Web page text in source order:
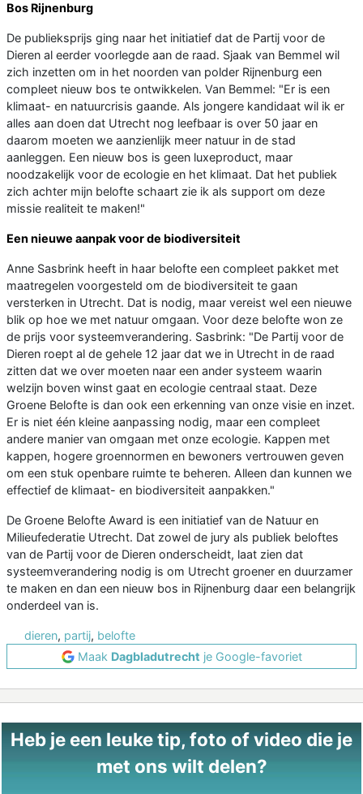
Bos Rijnenburg
De publieksprijs ging naar het initiatief dat de Partij voor de
Dieren al eerder voorlegde aan de raad. Sjaak van Bemmel wil
zich inzetten om in het noorden van polder Rijnenburg een
compleet nieuw bos te ontwikkelen. Van Bemmel: "Er is een
klimaat- en natuurcrisis gaande. Als jongere kandidaat wil ik er
alles aan doen dat Utrecht nog leefbaar is over 50 jaar en
daarom moeten we aanzienlijk meer natuur in de stad
aanleggen. Een nieuw bos is geen luxeproduct, maar
noodzakelijk voor de ecologie en het klimaat. Dat het publiek
zich achter mijn belofte schaart zie ik als support om deze
missie realiteit te maken!"
Een nieuwe aanpak voor de biodiversiteit
Anne Sasbrink heeft in haar belofte een compleet pakket met
maatregelen voorgesteld om de biodiversiteit te gaan
versterken in Utrecht. Dat is nodig, maar vereist wel een nieuwe
blik op hoe we met natuur omgaan. Voor deze belofte won ze
de prijs voor systeemverandering. Sasbrink: "De Partij voor de
Dieren roept al de gehele 12 jaar dat we in Utrecht in de raad
zitten dat we over moeten naar een ander systeem waarin
welzijn boven winst gaat en ecologie centraal staat. Deze
Groene Belofte is dan ook een erkenning van onze visie en inzet.
Er is niet één kleine aanpassing nodig, maar een compleet
andere manier van omgaan met onze ecologie. Kappen met
kappen, hogere groennormen en bewoners vertrouwen geven
om een stuk openbare ruimte te beheren. Alleen dan kunnen we
effectief de klimaat- en biodiversiteit aanpakken."
De Groene Belofte Award is een initiatief van de Natuur en
Milieufederatie Utrecht. Dat zowel de jury als publiek beloftes
van de Partij voor de Dieren onderscheidt, laat zien dat
systeemverandering nodig is om Utrecht groener en duurzamer
te maken en dan een nieuw bos in Rijnenburg daar een belangrijk
onderdeel van is.
dieren, partij, belofte
Maak Dagbladutrecht je Google-favoriet
Heb je een leuke tip, foto of video die je
met ons wilt delen?